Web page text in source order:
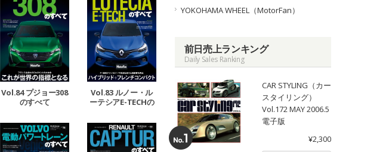
Vol.84 プジョー308
のすべて
Vol.83 ルノー・ル
ーテシアE-TECHの
YOKOHAMA WHEEL（MotorFan）
前日売上ランキング
Daily Sales Ranking
CAR STYLING（カー
スタイリング）
Vol.172 MAY 2006.5
電子版
¥2,300